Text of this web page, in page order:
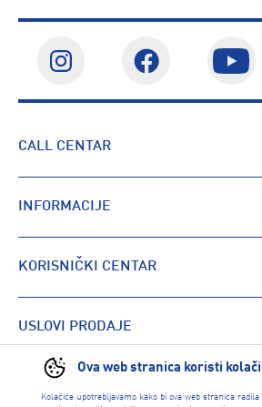
Ova web stranica koristi
Kolačiće upotrebljavamo kako bi ova web stranica
CALL CENTAR
INFORMACIJE
KORISNIČKI CENTAR
USLOVI PRODAJE